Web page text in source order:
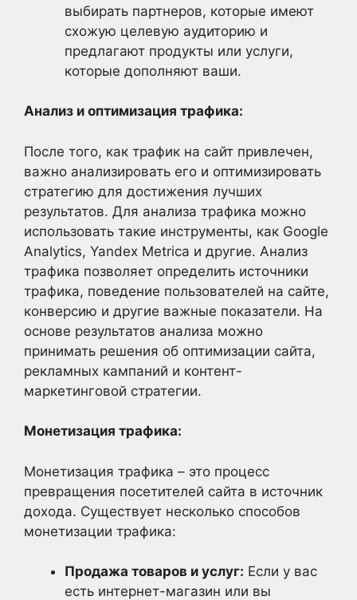
выбирать партнеров, которые имеют
схожую целевую аудиторию и
предлагают продукты или услуги,
которые дополняют ваши.
Анализ и оптимизация трафика:
После того, как трафик на сайт привлечен,
важно анализировать его и оптимизировать
стратегию для достижения лучших
результатов. Для анализа трафика можно
использовать такие инструменты, как Google
Analytics, Yandex Metrica и другие. Анализ
трафика позволяет определить источники
трафика, поведение пользователей на сайте,
конверсию и другие важные показатели. На
основе результатов анализа можно
принимать решения об оптимизации сайта,
рекламных кампаний и контент-
маркетинговой стратегии.
Монетизация трафика:
Монетизация трафика – это процесс
превращения посетителей сайта в источник
дохода. Существует несколько способов
монетизации трафика:
Продажа товаров и услуг: Если у вас
есть интернет-магазин или вы